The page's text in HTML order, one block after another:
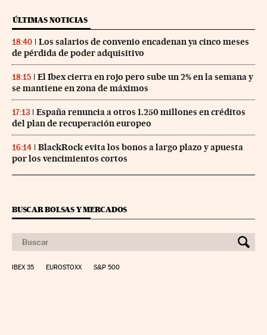
ÚLTIMAS NOTICIAS
18:40
Los salarios de convenio encadenan ya cinco meses
de pérdida de poder adquisitivo
18:15
El Ibex cierra en rojo pero sube un 2% en la semana y
se mantiene en zona de máximos
17:13
España renuncia a otros 1.250 millones en créditos
del plan de recuperación europeo
16:14
BlackRock evita los bonos a largo plazo y apuesta
por los vencimientos cortos
BUSCAR BOLSAS Y MERCADOS
IBEX 35 EUROSTOXX S&P 500